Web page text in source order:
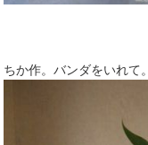
ちか作。バンダをいれて。